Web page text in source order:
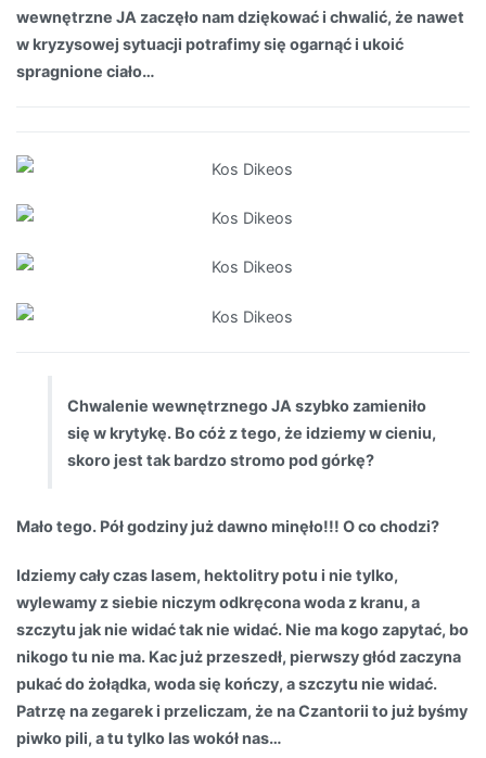
wewnętrzne JA zaczęło nam dziękować i chwalić, że nawet
w kryzysowej sytuacji potrafimy się ogarnąć i ukoić
spragnione ciało…
Chwalenie wewnętrznego JA szybko zamieniło
się w krytykę. Bo cóż z tego, że idziemy w cieniu,
skoro jest tak bardzo stromo pod górkę?
Mało tego. Pół godziny już dawno minęło!!! O co chodzi?
Idziemy cały czas lasem, hektolitry potu i nie tylko,
wylewamy z siebie niczym odkręcona woda z kranu, a
szczytu jak nie widać tak nie widać. Nie ma kogo zapytać, bo
nikogo tu nie ma. Kac już przeszedł, pierwszy głód zaczyna
pukać do żołądka, woda się kończy, a szczytu nie widać.
Patrzę na zegarek i przeliczam, że na Czantorii to już byśmy
piwko pili, a tu tylko las wokół nas…